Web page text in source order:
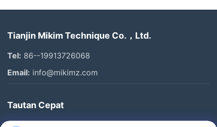
Tianjin Mikim Technique Co.，Ltd.
Tel: 86--19913726068
Email: info@mikimz.com
Tautan Cepat
Rumah